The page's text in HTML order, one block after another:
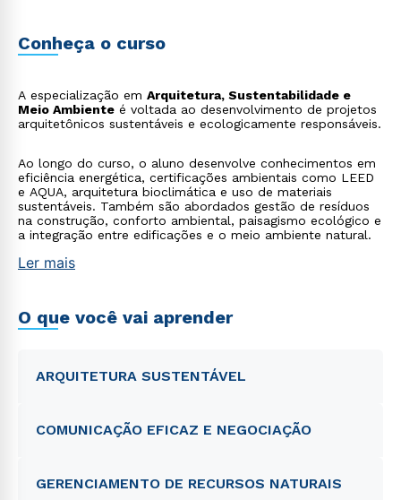
Conheça o curso
A especialização em Arquitetura, Sustentabilidade e
Meio Ambiente é voltada ao desenvolvimento de projetos
arquitetônicos sustentáveis e ecologicamente responsáveis.
Ao longo do curso, o aluno desenvolve conhecimentos em
eficiência energética, certificações ambientais como LEED
e AQUA, arquitetura bioclimática e uso de materiais
sustentáveis. Também são abordados gestão de resíduos
na construção, conforto ambiental, paisagismo ecológico e
a integração entre edificações e o meio ambiente natural.
Ler mais
O que você vai aprender
ARQUITETURA SUSTENTÁVEL
COMUNICAÇÃO EFICAZ E NEGOCIAÇÃO
GERENCIAMENTO DE RECURSOS NATURAIS